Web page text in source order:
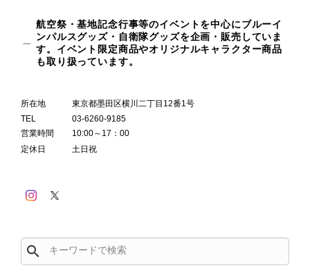
航空祭・基地記念行事等のイベントを中心にブルーイ
ンパルスグッズ・自衛隊グッズを企画・販売していま
す。イベント限定商品やオリジナルキャラクター商品
も取り扱っています。
所在地
東京都墨田区横川二丁目12番1号
TEL
03-6260-9185
営業時間
10:00～17：00
定休日
土日祝
search